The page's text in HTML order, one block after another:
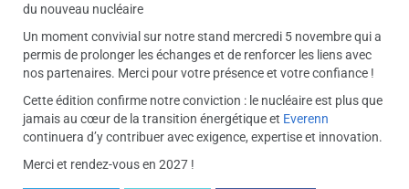
du nouveau nucléaire
Un moment convivial sur notre stand mercredi 5 novembre qui a
permis de prolonger les échanges et de renforcer les liens avec
nos partenaires. Merci pour votre présence et votre confiance !
Cette édition confirme notre conviction : le nucléaire est plus que
jamais au cœur de la transition énergétique et Everenn
continuera d’y contribuer avec exigence, expertise et innovation.
Merci et rendez-vous en 2027 !